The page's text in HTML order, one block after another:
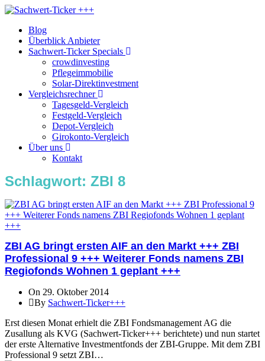
Blog
Überblick Anbieter
Sachwert-Ticker Specials
crowdinvesting
Pflegeimmobilie
Solar-Direktinvestment
Vergleichsrechner
Tagesgeld-Vergleich
Festgeld-Vergleich
Depot-Vergleich
Girokonto-Vergleich
Über uns
Kontakt
Schlagwort: ZBI 8
ZBI AG bringt ersten AIF an den Markt +++ ZBI
Professional 9 +++ Weiterer Fonds namens ZBI
Regiofonds Wohnen 1 geplant +++
On 29. Oktober 2014
By Sachwert-Ticker+++
Erst diesen Monat erhielt die ZBI Fondsmanagement AG die
Zusallung als KVG (Sachwert-Ticker+++ berichtete) und nun startet
der erste Alternative Investmentfonds der ZBI-Gruppe. Mit dem ZBI
Professional 9 setzt ZBI…